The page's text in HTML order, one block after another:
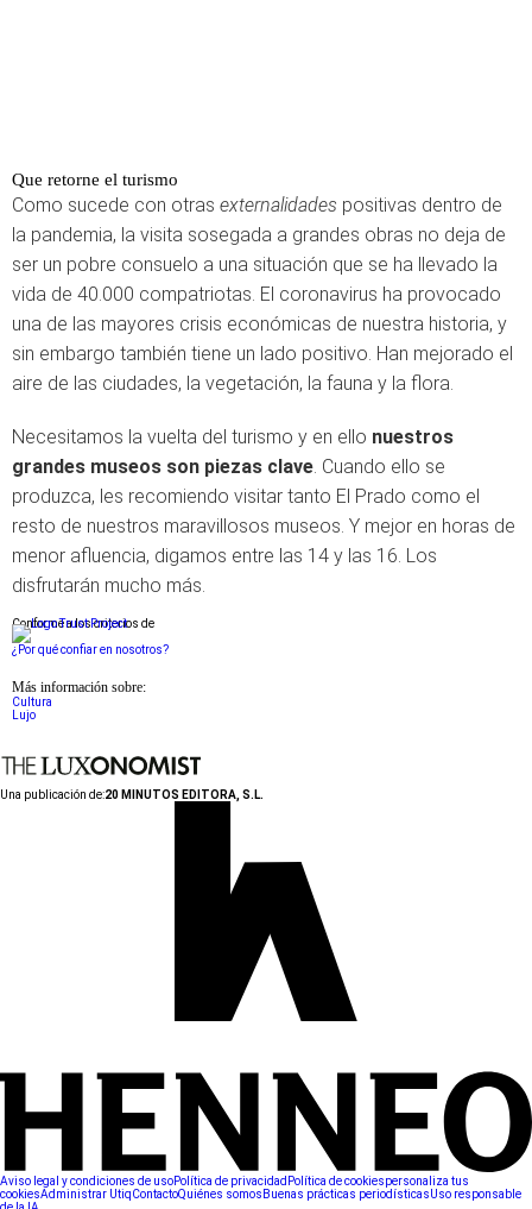
Que retorne el turismo
Como sucede con otras externalidades positivas dentro de
la pandemia, la visita sosegada a grandes obras no deja de
ser un pobre consuelo a una situación que se ha llevado la
vida de 40.000 compatriotas. El coronavirus ha provocado
una de las mayores crisis económicas de nuestra historia, y
sin embargo también tiene un lado positivo. Han mejorado el
aire de las ciudades, la vegetación, la fauna y la flora.
Necesitamos la vuelta del turismo y en ello nuestros
grandes museos son piezas clave. Cuando ello se
produzca, les recomiendo visitar tanto El Prado como el
resto de nuestros maravillosos museos. Y mejor en horas de
menor afluencia, digamos entre las 14 y las 16. Los
disfrutarán mucho más.
Conforme a los criterios de
¿Por qué confiar en nosotros?
Más información sobre:
Cultura
Lujo
Una publicación de:20 MINUTOS EDITORA, S.L.
Aviso legal y condiciones de usoPolítica de privacidad Política de cookiespersonaliza tus
cookiesAdministrar UtiqContactoQuiénes somos Buenas prácticas periodísticasUso responsable